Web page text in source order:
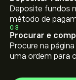
Deposite fundos
método de
03
Procurar e
Procure na
uma ordem para